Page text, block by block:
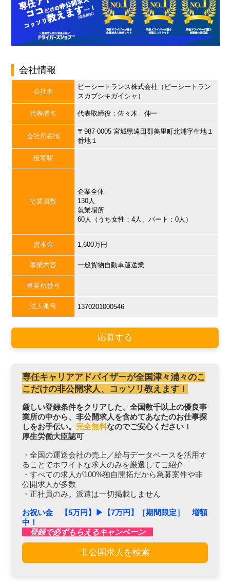
会社情報
会社名
ピーシートランス株式会社（ピーシートラン
スカブシキガイシャ）
代表者名 代表取締役：佐々木 伸一
会社所在地
〒987-0005 宮城県遠田郡美里町北浦字生地１
番地１
最寄駅
従業員数
企業全体
130人
就業場所
60人（うち女性：4人、パート：0人）
資本金 1,600万円
事業内容 一般貨物自動車運送業
事業所番号
法人番号 1370201000546
応募する
専任キャリアアドバイザーが全国津々浦々のこ
こだけの非公開求人、コッソリ教えます！
厳しい登録条件をクリアした、全国数千以上の優良事
業所の中から、非公開求人を含めてあなたのお仕事探
しをお手伝い。 完全無料なのでご安心ください！
厚生労働大臣認可
・全国の運送会社の売上／給与データベースを活用す
ることでホワイトな求人のみを厳選してご紹介
・すべての求人が100%独自開拓だから急募案件や非
公開求人が多数
・正社員のみ。派遣は一切掲載しません
お祝い金 【5万円】▶︎【7万円】［期間限定］ 増額
中！
登録で必ずもらえるキャンペーン
非公開求人を検索